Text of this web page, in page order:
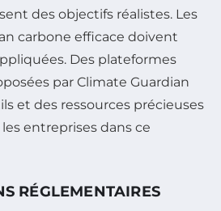
des objectifs réalistes. Les
carbone efficace doivent
Des plateformes
par Climate Guardian
et des ressources précieuses
entreprises dans ce
RÉGLEMENTAIRES